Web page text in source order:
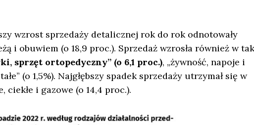
wzrost sprzedaży detalicznej rok do rok odnotowały
i obuwiem (o 18,9 proc.). Sprzedaż wzrosła również w
sprzęt ortopedyczny” (o 6,1 proc.), „żywność, napoje i
(o 1,5%). Najgłębszy spadek sprzedaży utrzymał się w
i gazowe (o 14,4 proc.).